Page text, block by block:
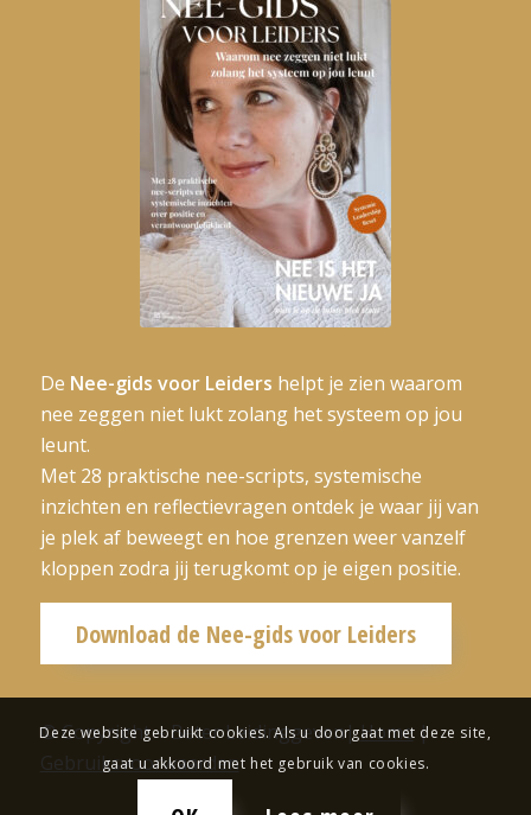
De Nee-gids voor Leiders helpt je zien waarom
nee zeggen niet lukt zolang het systeem op jou
leunt.
Met 28 praktische nee-scripts, systemische
inzichten en reflectievragen ontdek je waar jij van
je plek af beweegt en hoe grenzen weer vanzelf
kloppen zodra jij terugkomt op je eigen positie.
Download de Nee-gids voor Leiders
© Copyright – Beter Leidinggeven|Home|
Gebruiksvoorwaarden
Deze website gebruikt cookies. Als u doorgaat met deze site,
gaat u akkoord met het gebruik van cookies.